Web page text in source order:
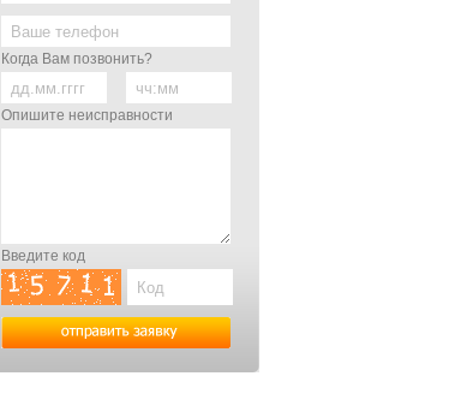
Когда Вам позвонить?
Опишите неисправности
Введите код